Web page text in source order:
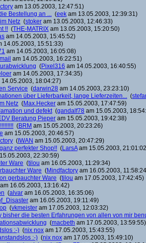
am 13.05.2003, 12:47:51)
Bestellung an ... (eek am 13.05.2003, 12:39:31)
Netz (stoker am 13.05.2003, 12:46:33)
!! (THE-MATRIX am 13.05.2003, 15:20:50)
am 14.05.2003, 15:45:52)
14.05.2003, 15:51:33)
am 14.05.2003, 16:05:08)
am 14.05.2003, 16:22:51)
(Pixel316 am 14.05.2003, 16:40:55)
am 14.05.2003, 17:34:35)
14.05.2003, 18:04:27)
Service (darwin28 am 14.05.2003, 23:23:10)
über Lieferbarkeit, lange Lieferzeiten... (
Netz (Max.Hecker am 15.05.2003, 17:47:59)
und defekt(gandalf78 am 15.05.2003,
Beratung Pieper am 15.05.2003, 19:42:38)
(BRM am 15.05.2003, 20:23:26)
am 15.05.2003, 20:46:57)
( IWAN am 15.05.2003, 20:47:29)
perfekter Shop!! (LarsAam 15.05.2003,
22:30:59)
Ware (tilou am 16.05.2003, 11:29:34)
Ware (Mindfactory am 16.05.2003,
gerbauchter Ware (tilou am 17.05.2003, 17:42:45)
am 16.05.2003, 13:16:42)
(alvar am 16.05.2003, 16:35:06)
am 16.05.2003, 19:11:49)
(vkmeister am 17.05.2003, 12:03:32)
bisher die besten Erfahrungen von allen von mir
(macbeth am 17.05.2003, 13:59:55)
:-) (nix nox am 17.05.2003, 15:43:55)
:-) (nix nox am 17.05.2003, 15:49:10)